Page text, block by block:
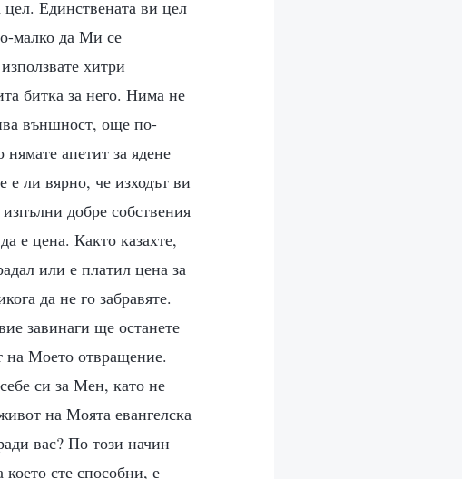
Единствената ви цел
малко да Ми се
хитри
битка за него. Нима не
външност, още по-
апетит за ядене
ли вярно, че изходът ви
добре собствения
е цена. Както казахте,
или е платил цена за
да не го забравяте.
завинаги ще останете
на Моето отвращение.
си за Мен, като не
на Моята евангелска
вас? По този начин
сте способни, е